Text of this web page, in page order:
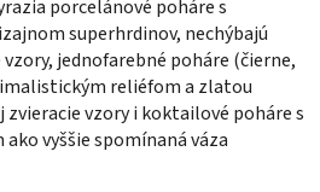
porcelánové poháre s
superhrdinov, nechýbajú
jednofarebné poháre (čierne,
reliéfom a zlatou
vzory i koktailové poháre s
vyššie spomínaná váza